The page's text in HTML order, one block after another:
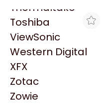
Thermaltake
Toshiba
ViewSonic
Western Digital
XFX
Zotac
Zowie
HP 971 AMARILLO VENC